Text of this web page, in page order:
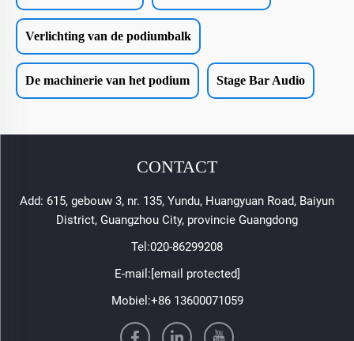
Verlichting van de podiumbalk
De machinerie van het podium Stage Bar Audio
CONTACT
Add: 615, gebouw 3, nr. 135, Yundu, Huangyuan Road, Baiyun
District, Guangzhou City, provincie Guangdong
Tel:020-86299208
E-mail:[email protected]
Mobiel:+86 13600071059